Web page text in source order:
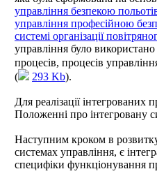
управління безпекою
управління професійною
системі організації
управління було
процесів, процесів
(
293 Kb).
Для реалізації інтегрованих
Положенні про інтегровану
Наступним кроком в
системах управління, є
специфіки функціонування